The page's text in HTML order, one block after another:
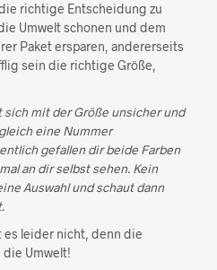
richtige Entscheidung zu
Umwelt schonen und dem
Paket ersparen, andererseits
sein die richtige Größe,
sich mit der Größe unsicher und
eine Nummer
gefallen dir beide Farben
an dir selbst sehen. Kein
Auswahl und schaut dann
es leider nicht, denn die
die Umwelt!